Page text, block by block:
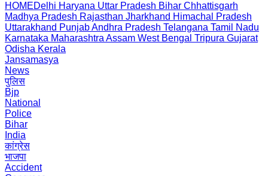
HOMEDelhi Haryana Uttar Pradesh Bihar Chhattisgarh
Madhya Pradesh Rajasthan Jharkhand Himachal Pradesh
Uttarakhand PunjabAndhra Pradesh Telangana Tamil Nadu
Karnataka Maharashtra Assam West Bengal Tripura Gujarat
Odisha Kerala
Jansamasya
News
पुलिस
Bjp
National
Police
Bihar
India
कांग्रेस
भाजपा
Accident